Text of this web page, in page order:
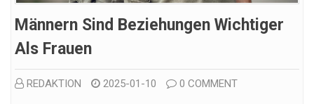
Männern Sind Beziehungen Wichtiger
Als Frauen
REDAKTION 2025-01-10 0 COMMENT